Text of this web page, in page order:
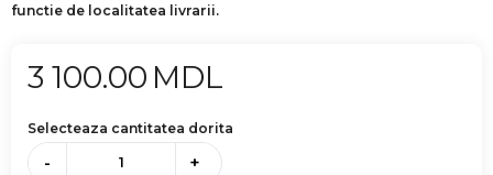
functie de localitatea livrarii.
3 100.00 MDL
Selecteaza cantitatea dorita
- +